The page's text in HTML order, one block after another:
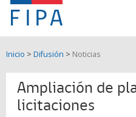
Fondo
de
Investigación
Pesquera
y
FIPA;
Fondo
Investigación
pesquera
de
Acuicultira
Inicio > Difusión > Noticias
Ampliación de
licitaciones